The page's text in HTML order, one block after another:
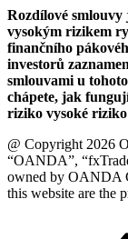
Rozdílové smlouvy
vysokým rizikem
finančního
investorů
smlouvami u
chápete, jak
riziko vysoké
@ Copyright 2026
“OANDA”,
owned by OANDA
this website are the